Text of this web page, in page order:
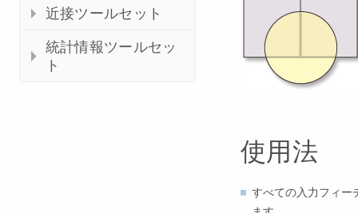
近接ツールセット
統計情報ツールセッ
ト
使用法
すべての入力フィー